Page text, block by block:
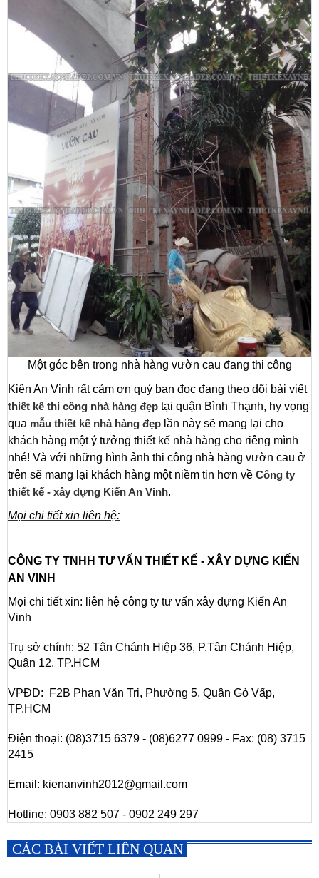
Một góc bên trong nhà hàng vườn cau đang thi công
Kiên An Vinh rất cảm ơn quý bạn đọc đang theo dõi bài viết
thiết kế thi công nhà hàng đẹp tại quận Bình Thạnh, hy vọng
qua mẫu thiết kế nhà hàng đẹp lần này sẽ mang lại cho
khách hàng một ý tưởng thiết kế nhà hàng cho riêng mình
nhé! Và với những hình ảnh thi công nhà hàng vườn cau ở
trên sẽ mang lại khách hàng một niềm tin hơn về Công ty
thiết kế - xây dựng Kiến An Vinh.
Mọi chi tiết xin liên hệ:
CÔNG TY TNHH TƯ VẤN THIẾT KẾ - XÂY DỰNG KIẾN
AN VINH
Mọi chi tiết xin: liên hệ công ty tư vấn xây dựng Kiến An
Vinh
Trụ sở chính: 52 Tân Chánh Hiệp 36, P.Tân Chánh Hiệp,
Quận 12, TP.HCM
VPĐD: F2B Phan Văn Trị, Phường 5, Quận Gò Vấp,
TP.HCM
Điện thoại: (08)3715 6379 - (08)6277 0999 - Fax: (08) 3715
2415
Email: kienanvinh2012@gmail.com
Hotline: 0903 882 507 - 0902 249 297
CÁC BÀI VIẾT LIÊN QUAN